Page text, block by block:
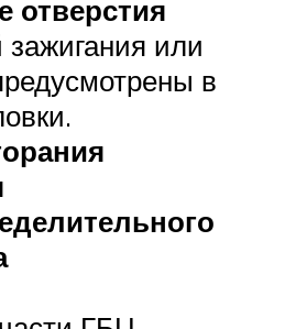
отверстия
или
в